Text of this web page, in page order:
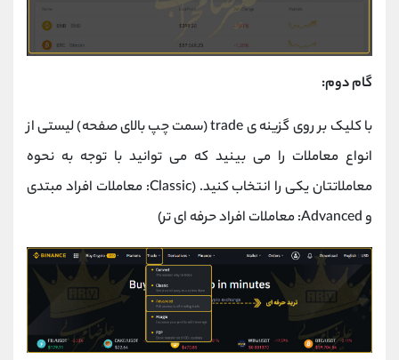
گام دوم:
با کلیک بر روی گزینه ی trade (سمت چپ بالای صفحه) لیستی از
انواع معاملات را می بینید که می توانید با توجه به نحوه
معاملاتتان یکی را انتخاب کنید. (Classic: معاملات افراد مبتدی
و Advanced: معاملات افراد حرفه ای تر)